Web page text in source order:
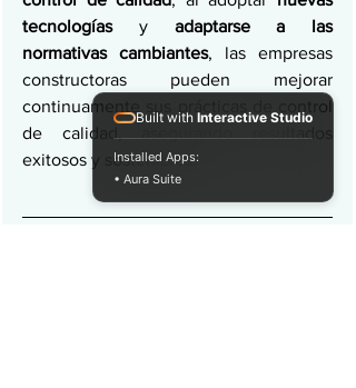
tecnologías y adaptarse a las
normativas cambiantes, las empresas
constructoras pueden mejorar
continuamente sus prácticas de control
de calidad, asegurando resultados
exitosos y sostenibles.
Built with Interactive Studio
Installed Apps:
• Aura Suite